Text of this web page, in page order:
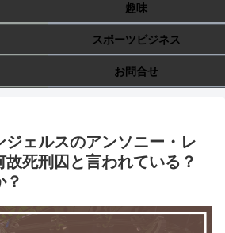
趣味
スポーツビジネス
お問合せ
ジェルスのアンソニー・レ
故死刑囚と言われている？
？